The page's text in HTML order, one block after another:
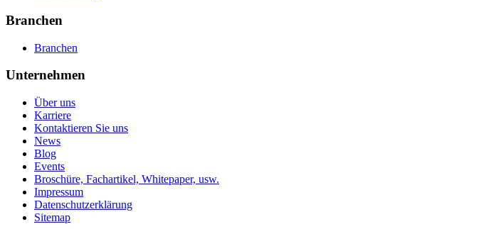
Branchen
Branchen
Unternehmen
Über uns
Karriere
Kontaktieren Sie uns
News
Blog
Events
Broschüre, Fachartikel, Whitepaper, usw.
Impressum
Datenschutzerklärung
Sitemap